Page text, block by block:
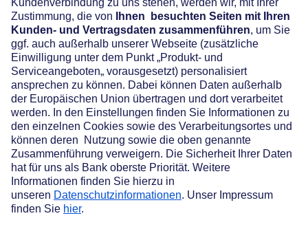
Über maxblue
AGB
Datenschutz
Cookie-Einstellungen
Nutzungsbedingungen
Impressum
Preis- und Leistungsverzeichnis